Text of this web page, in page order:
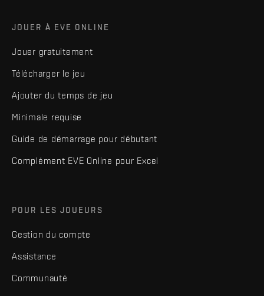
JOUER À EVE ONLINE
Jouer gratuitement
Télécharger le jeu
Ajouter du temps de jeu
Minimale requise
Guide de démarrage pour débutant
Complément EVE Online pour Excel
POUR LES JOUEURS
Gestion du compte
Assistance
Communauté